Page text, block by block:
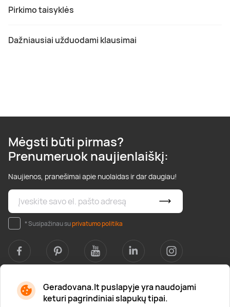
Geradovana.lt puslapyje yra naudojami
keturi pagrindiniai slapukų tipai.
Pirkimo taisyklės
Dažniausiai užduodami klausimai
Mėgsti būti pirmas?
Prenumeruok naujienlaiškį:
Naujienos, pranešimai apie nuolaidas ir dar daugiau!
* Susipažinau suprivatumo politika
Apie mus